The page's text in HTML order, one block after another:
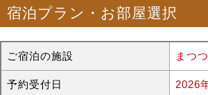
宿泊プラン・お部屋選択
ご宿泊の施設 まつ
予約受付日 2026